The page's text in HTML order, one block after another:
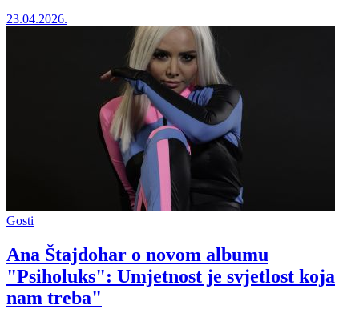
23.04.2026.
Gosti
Ana Štajdohar o novom albumu
"Psiholuks": Umjetnost je svjetlost koja
nam treba"